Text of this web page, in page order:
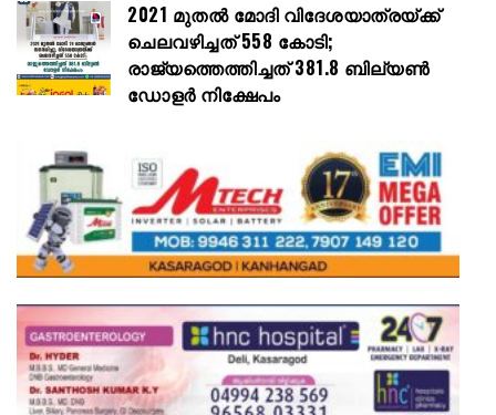
2021 മുതൽ മോദി വിദേശയാത്രയ്ക്ക്
ചെലവഴിച്ചത് 558 കോടി;
രാജ്യത്തെത്തിച്ചത് 381.8 ബില്യൺ
ഡോളർ നിക്ഷേപം